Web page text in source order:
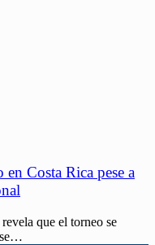
Costa Rica pese a
que el torneo se
se…